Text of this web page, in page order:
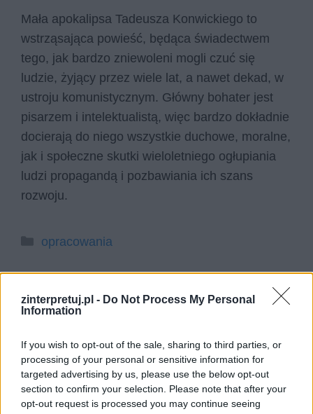
zinterpretuj.pl - Do Not Process My Personal
Information
If you wish to opt-out of the sale, sharing to third parties, or
processing of your personal or sensitive information for
targeted advertising by us, please use the below opt-out
section to confirm your selection. Please note that after your
opt-out request is processed you may continue seeing
Mała apokalipsa Tadeusza Konwickiego to
wstrząsająca powieść, będąca świadectwem
tego, jak bardzo zniewoleni mogli czuć się
ludzie, żyjący przez wiele lat, a nawet dekad, w
ustroju komunistycznym. Główny bohater jest
pisarzem i intelektualistą, więc bardzo dokładnie
docierają do niego wszystkie duchowe, moralne,
jak i społeczne skutki wieloletniego ogłupiania
ludzi propagandą i pozbawiania ich szans
rozwoju.
Kategorie
opracowania
Mała apokalipsa – portret
Główny bohater Małej apokalipsy Tadeusza
Konwickiego to człowiek o bardzo
skomplikowanym wnętrzu psychice. Przede